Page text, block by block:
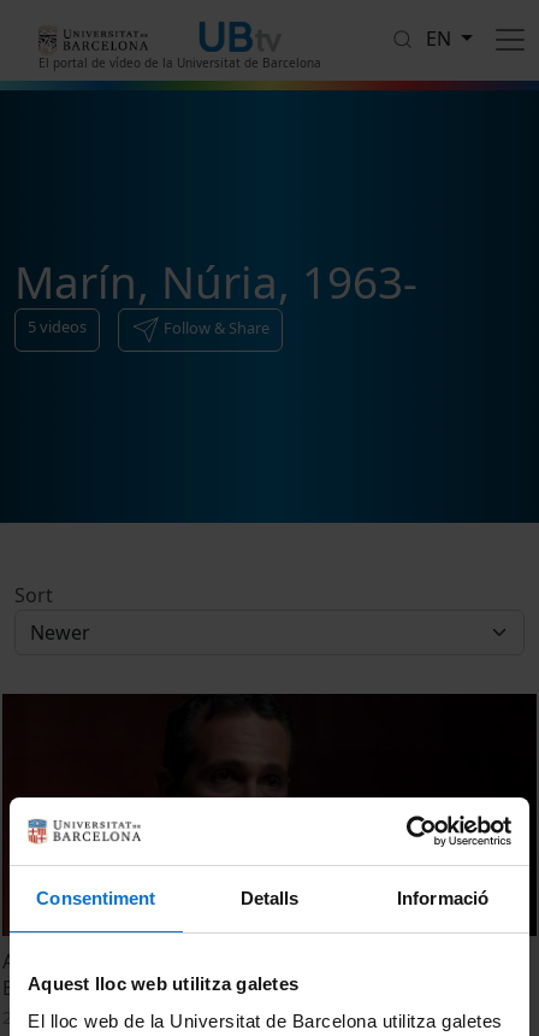
Consentiment Detalls Informació
Aquest lloc web utilitza galetes
El lloc web de la Universitat de Barcelona utilitza galetes
El portal de vídeo de la Universitat de Barcelona
EN
Marín, Núria, 1963-
5videos Follow & Share
Sort
Acte de commemoració dels 50 anys de l’Hospital de
Bellvitge
27 October, 2022